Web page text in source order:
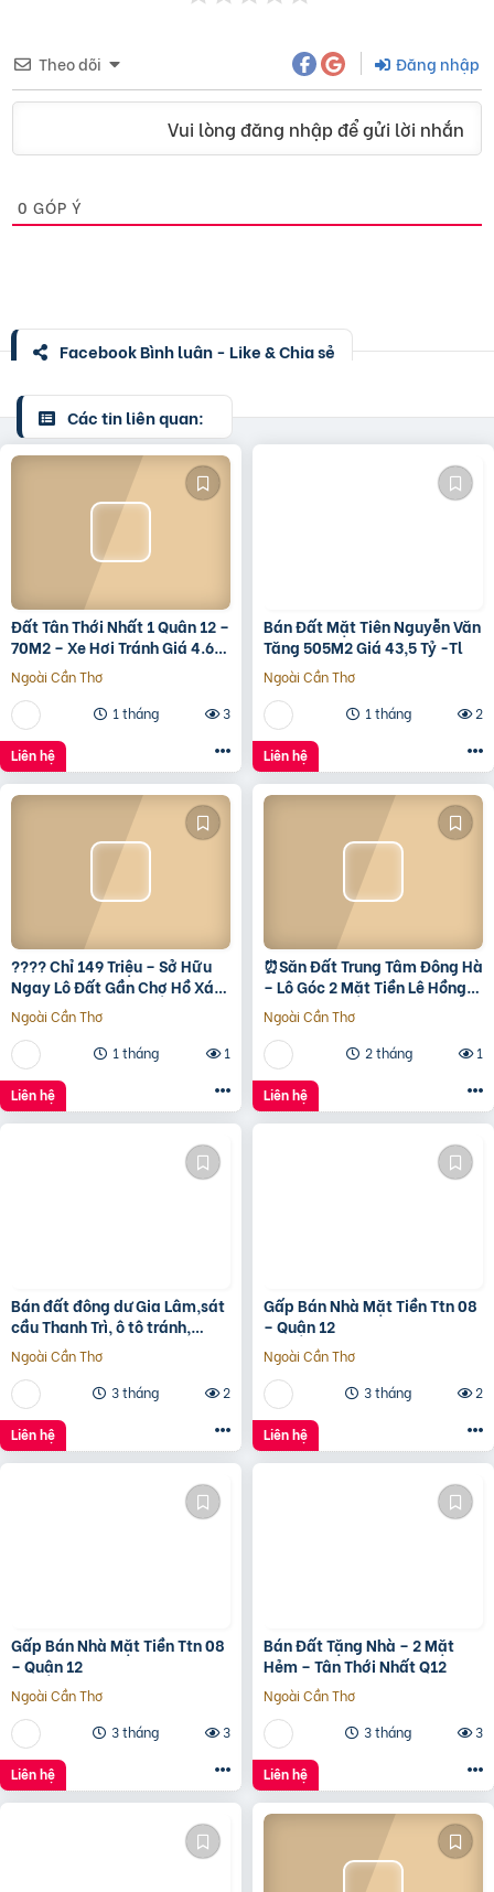
Theo dõi Đăng nhập
Vui lòng đăng nhập để gửi lời nhắn
0 GÓP Ý
Facebook Bình luận - Like & Chia sẻ
Các tin liên quan:
Đất Tân Thới Nhất 1 Quân 12 –
70M2 – Xe Hơi Tránh Giá 4.6
Tỷ – Shr
Ngoài Cần Thơ
1 tháng
3
Liên hệ
Bán Đất Mặt Tiên Nguyễn Văn
Tăng 505M2 Giá 43,5 Tỷ -Tl
Ngoài Cần Thơ
1 tháng
2
Liên hệ
???? Chỉ 149 Triệu – Sở Hữu
Ngay Lô Đất Gần Chợ Hồ Xá,
Cơ Hội Đầu Tư Giá Rẻ Hiếm
Có! ???? Vị trí:
Ngoài Cần Thơ
1 tháng
1
Liên hệ
⏰️Săn Đất Trung Tâm Đông Hà
– Lô Góc 2 Mặt Tiền Lê Hồng
Phong, Giá Chỉ 1 Tỷ 5Xx ????
Ngoài Cần Thơ
2 tháng
1
Liên hệ
Bán đất đông dư Gia Lâm,sát
cầu Thanh Trì, ô tô tránh,
60m, MT4m, 7 tỷ
Ngoài Cần Thơ
3 tháng
2
Liên hệ
Gấp Bán Nhà Mặt Tiền Ttn 08
– Quận 12
Ngoài Cần Thơ
3 tháng
2
Liên hệ
Gấp Bán Nhà Mặt Tiền Ttn 08
– Quận 12
Ngoài Cần Thơ
3 tháng
3
Liên hệ
Bán Đất Tặng Nhà – 2 Mặt
Hẻm – Tân Thới Nhất Q12
Ngoài Cần Thơ
3 tháng
3
Liên hệ